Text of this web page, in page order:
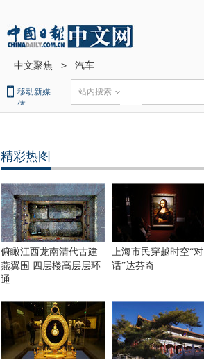
中文聚焦 > 汽车
移动新媒
体
站内搜索
精彩热图
俯瞰江西龙南清代古建
燕翼围 四层楼高层层环
通
上海市民穿越时空“对
话”达芬奇